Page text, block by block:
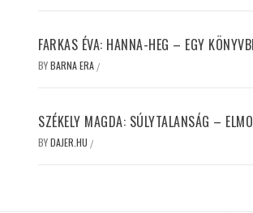
FARKAS ÉVA: HANNA-HEG – EGY
BYBARNA ERA /
SZÉKELY MAGDA: SÚLYTALANSÁG –
BYDAJER.HU /